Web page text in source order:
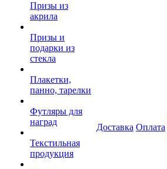
Призы из
акрила
Призы и
подарки из
стекла
Плакетки,
панно, тарелки
Футляры для
наград
Текстильная
продукция
Доставка Оплата